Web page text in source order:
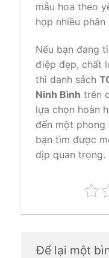
mẫu hoa theo
hợp nhiều
Nếu bạn đang
điệp đẹp, chất
thì danh sách
Ninh Bình trên
lựa chọn hoàn
đến một phong
bạn tìm được
dịp quan trọng.
Để lại một